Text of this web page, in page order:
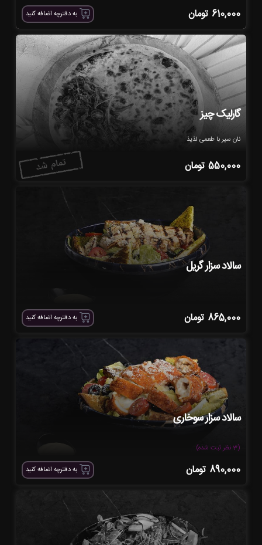
610,000 تومان به دفترچه اضافه کنید
گارلیک چیز
نان سیر با طعمی لذیذ
550,000 تومان
سالاد سزار گریل
865,000 تومان به دفترچه اضافه کنید
سالاد سزار سوخاری
(3 نظر ثبت شده)
890,000 تومان به دفترچه اضافه کنید